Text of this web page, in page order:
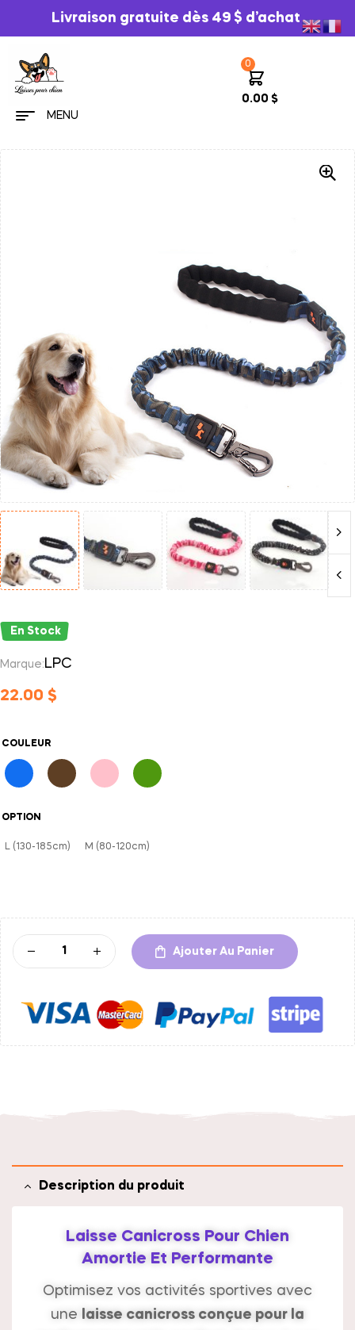
Livraison gratuite dès 49 $ d’achat
MENU
0
0.00$
En Stock
Marque: LPC
22.00 $
COULEUR
OPTION
L (130-185cm) M (80-120cm)
Ajouter Au Panier
l
t
e
r
n
a
Description du produit
Laisse Canicross Pour Chien
Amortie Et Performante
Optimisez vos activités sportives avec
une laisse canicross conçue pour la